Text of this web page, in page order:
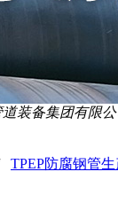
装备集团有限
TPEP防腐钢管